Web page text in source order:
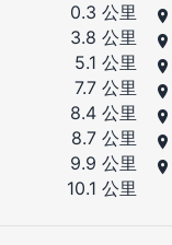
0.3 公里
3.8 公里
5.1 公里
7.7 公里
8.4 公里
8.7 公里
9.9 公里
10.1 公里